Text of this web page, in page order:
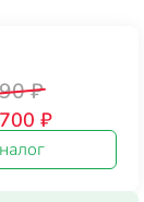
₽
700 ₽